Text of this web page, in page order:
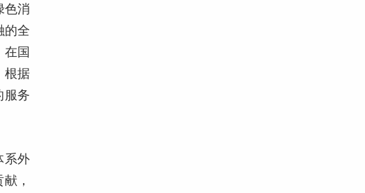
色消
的全
国
根据
服务
系外
，